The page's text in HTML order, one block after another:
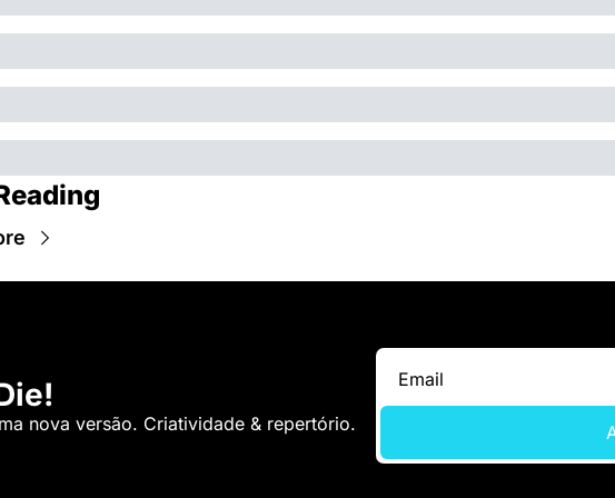
nova versão. Criatividade & repertório.